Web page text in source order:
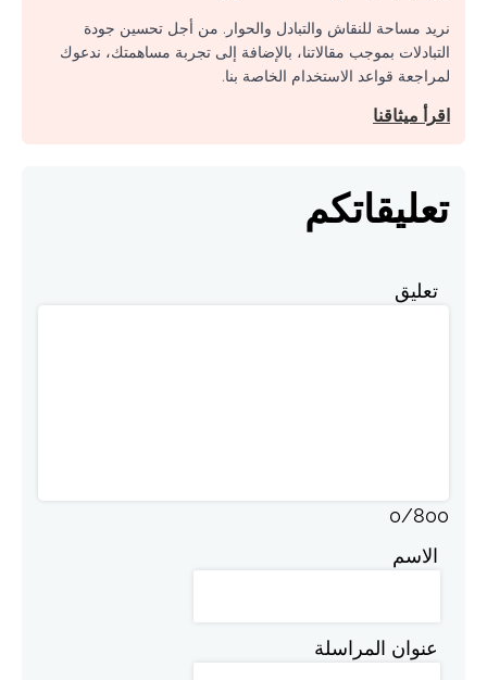
نريد مساحة للنقاش والتبادل والحوار. من أجل تحسين جودة
التبادلات بموجب مقالاتنا، بالإضافة إلى تجربة مساهمتك، ندعوك
لمراجعة قواعد الاستخدام الخاصة بنا.
اقرأ ميثاقنا
تعليقاتكم
تعليق
0/800
الاسم
عنوان المراسلة